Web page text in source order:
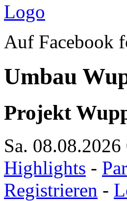
Auf Facebook
Umbau
Projekt
Sa. 08.08.2026
Highlights -
Registrieren -